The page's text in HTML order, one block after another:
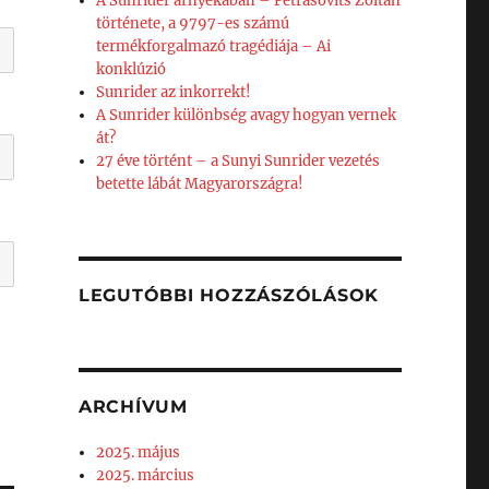
története, a 9797-es számú
termékforgalmazó tragédiája – Ai
konklúzió
Sunrider az inkorrekt!
A Sunrider különbség avagy hogyan vernek
át?
27 éve történt – a Sunyi Sunrider vezetés
betette lábát Magyarországra!
LEGUTÓBBI HOZZÁSZÓLÁSOK
ARCHÍVUM
2025. május
2025. március